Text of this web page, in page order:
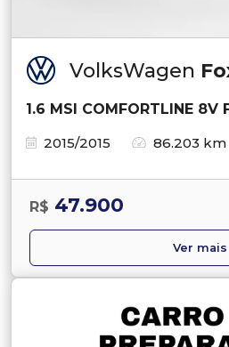
VolksWagen
1.6 MSI COMFORTLINE 8V
2015/2015
86.203 km
R$ 47.900
Ver mais